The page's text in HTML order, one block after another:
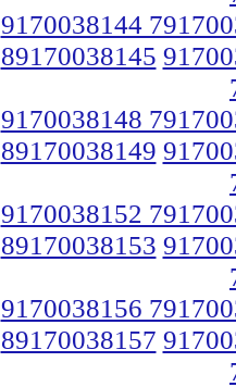
9170038144
89170038145
9170038148
89170038149
9170038152
89170038153
9170038156
89170038157